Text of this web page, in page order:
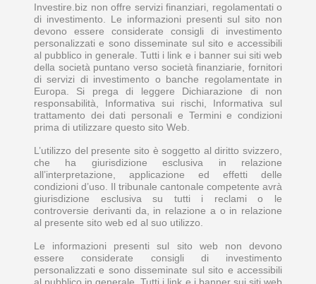
Investire.biz non offre servizi finanziari, regolamentati o
di investimento. Le informazioni presenti sul sito non
devono essere considerate consigli di investimento
personalizzati e sono disseminate sul sito e accessibili
al pubblico in generale. Tutti i link e i banner sui siti web
della società puntano verso società finanziarie, fornitori
di servizi di investimento o banche regolamentate in
Europa. Si prega di leggere Dichiarazione di non
responsabilità, Informativa sui rischi, Informativa sul
trattamento dei dati personali e Termini e condizioni
prima di utilizzare questo sito Web.
L’utilizzo del presente sito è soggetto al diritto svizzero,
che ha giurisdizione esclusiva in relazione
all’interpretazione, applicazione ed effetti delle
condizioni d’uso. Il tribunale cantonale competente avrà
giurisdizione esclusiva su tutti i reclami o le
controversie derivanti da, in relazione a o in relazione
al presente sito web ed al suo utilizzo.
Le informazioni presenti sul sito web non devono
essere considerate consigli di investimento
personalizzati e sono disseminate sul sito e accessibili